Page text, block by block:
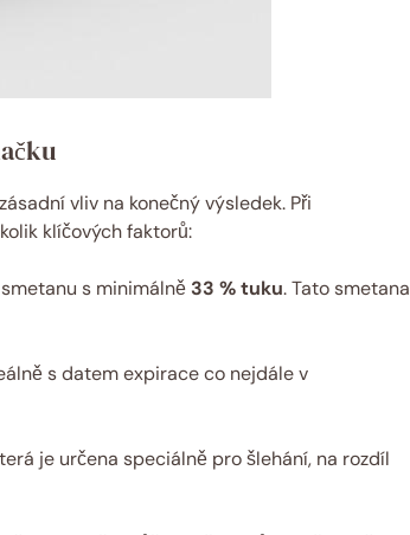
vliv na konečný výsledek. Při
klíčových faktorů:
s minimálně 33 % tuku. Tato smetana
s datem expirace co nejdále v
je určena speciálně pro šlehání, na rozdíl